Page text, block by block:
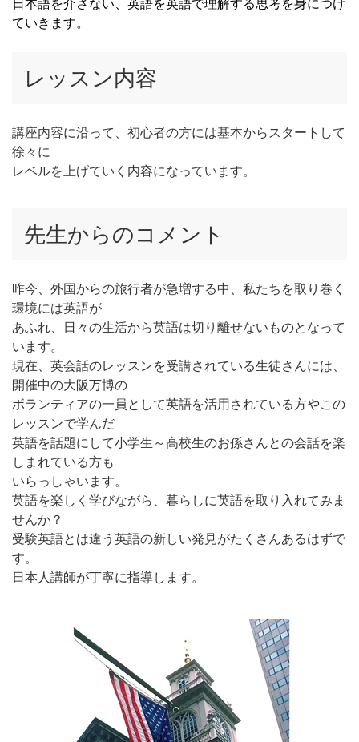
日本語を介さない、英語を英語で理解する思考を身につけ
ていきます。
レッスン内容
講座内容に沿って、初心者の方には基本からスタートして
徐々に
レベルを上げていく内容になっています。
先生からのコメント
昨今、外国からの旅行者が急増する中、私たちを取り巻く
環境には英語が
あふれ、日々の生活から英語は切り離せないものとなって
います。
現在、英会話のレッスンを受講されている生徒さんには、
開催中の大阪万博の
ボランティアの一員として英語を活用されている方やこの
レッスンで学んだ
英語を話題にして小学生～高校生のお孫さんとの会話を楽
しまれている方も
いらっしゃいます。
英語を楽しく学びながら、暮らしに英語を取り入れてみま
せんか？
受験英語とは違う英語の新しい発見がたくさんあるはずで
す。
日本人講師が丁寧に指導します。